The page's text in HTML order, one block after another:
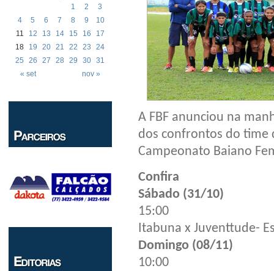
« set nov »
1 2
3
4
5 6 7 8 9
10
11
12 13 14 15 16
17
18
19 20 21 22 23
24
25
26 27 28 29 30 31
A FBF anunciou na
dos confrontos do time
Campeonato Baiano
Confira
Sábado (31/10)
15:00
Itabuna x Juventtude-
Domingo (08/11)
10:00